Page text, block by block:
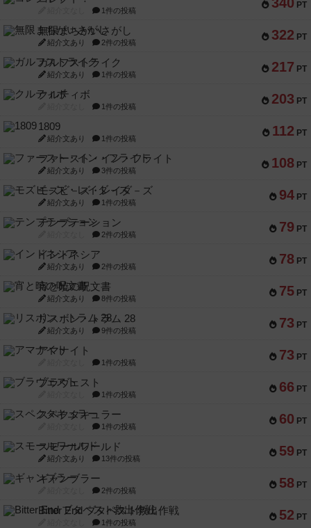
PT
1件の投稿
322 PT
無限まちがいさがし
紹介文あり 2件の投稿
217 PT
ガルフストライク
紹介文あり 1件の投稿
203 PT
クルティボ
1件の投稿
112 PT
1809
紹介文あり 1件の投稿
108 PT
ファースト・イン・フライト
紹介文あり 3件の投稿
94 PT
モズビ－ズ・レイダ－ズ
紹介文あり 1件の投稿
79 PT
テンプテーション
2件の投稿
78 PT
インドネシア
紹介文あり 2件の投稿
75 PT
宵と暁の呪文書
紹介文あり 8件の投稿
73 PT
リスボン・トラム 28
紹介文あり 9件の投稿
73 PT
アマナイト
1件の投稿
66 PT
ブラヴェスト
1件の投稿
60 PT
スペクタキュラー
1件の投稿
59 PT
スモールワールド
紹介文あり 13件の投稿
58 PT
ギャンブラー
2件の投稿
52 PT
Bitter End ブタペスト救出作戦
1件の投稿